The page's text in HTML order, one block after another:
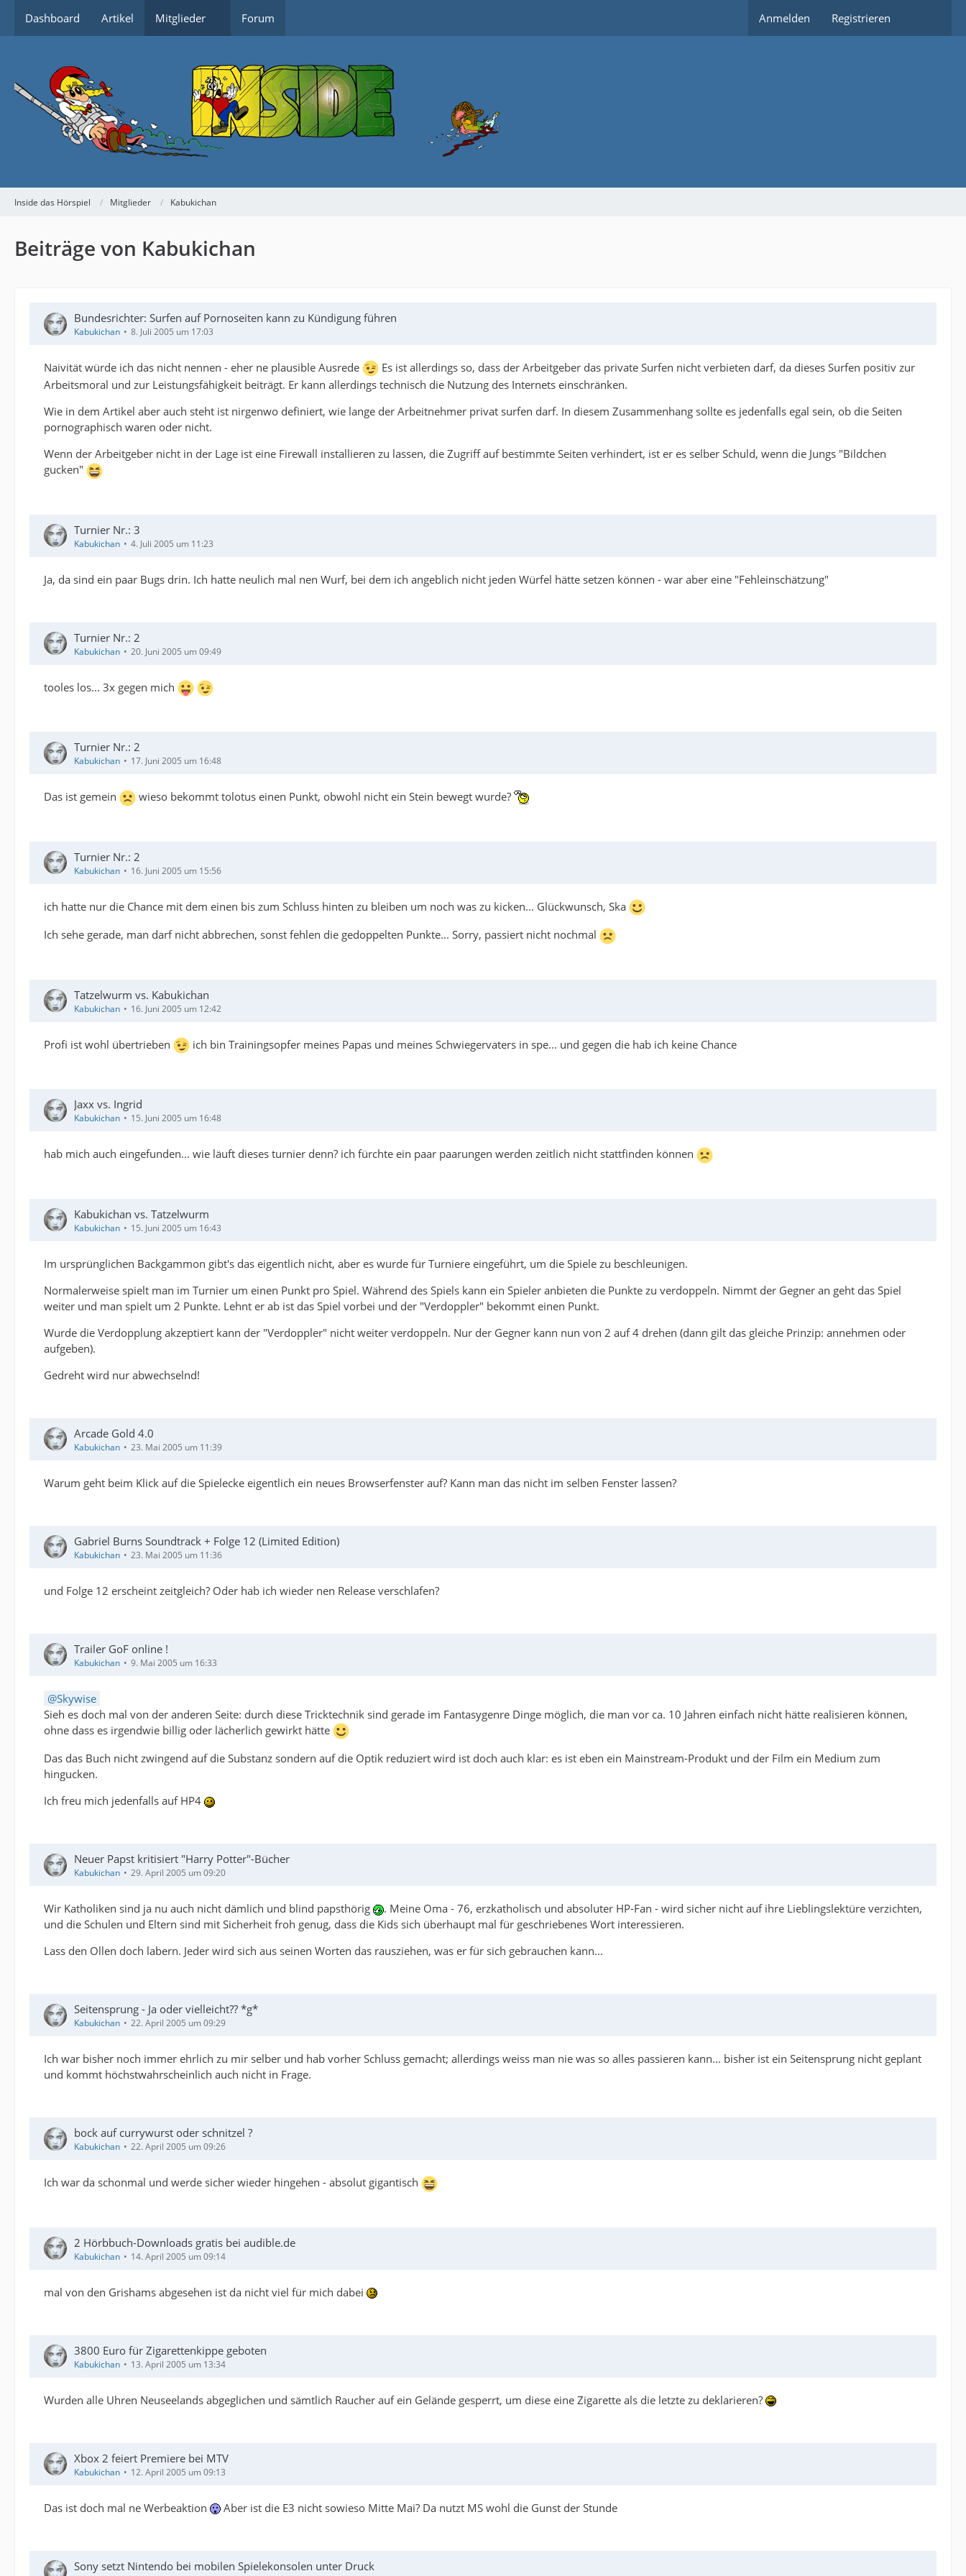
Dashboard Artikel Mitglieder Forum Anmelden Registrieren
Inside das Hörspiel Mitglieder Kabukichan
Beiträge von Kabukichan
Bundesrichter: Surfen auf Pornoseiten kann zu Kündigung führen
Kabukichan 8. Juli 2005 um 17:03
Naivität würde ich das nicht nennen - eher ne plausible Ausrede
Es ist allerdings so, dass der Arbeitgeber das private Surfen nicht verbieten darf, da dieses Surfen positiv zur
Arbeitsmoral und zur Leistungsfähigkeit beiträgt. Er kann allerdings technisch die Nutzung des Internets einschränken.
Wie in dem Artikel aber auch steht ist nirgenwo definiert, wie lange der Arbeitnehmer privat surfen darf. In diesem Zusammenhang sollte es jedenfalls egal sein, ob die Seiten
pornographisch waren oder nicht.
Wenn der Arbeitgeber nicht in der Lage ist eine Firewall installieren zu lassen, die Zugriff auf bestimmte Seiten verhindert, ist er es selber Schuld, wenn die Jungs "Bildchen
gucken"
Turnier Nr.: 3
Kabukichan 4. Juli 2005 um 11:23
Ja, da sind ein paar Bugs drin. Ich hatte neulich mal nen Wurf, bei dem ich angeblich nicht jeden Würfel hätte setzen können - war aber eine "Fehleinschätzung"
Turnier Nr.: 2
Kabukichan 20. Juni 2005 um 09:49
tooles los... 3x gegen mich
Turnier Nr.: 2
Kabukichan 17. Juni 2005 um 16:48
Das ist gemein wieso bekommt tolotus einen Punkt, obwohl nicht ein Stein bewegt wurde?
Turnier Nr.: 2
Kabukichan 16. Juni 2005 um 15:56
ich hatte nur die Chance mit dem einen bis zum Schluss hinten zu bleiben um noch was zu kicken... Glückwunsch, Ska
Ich sehe gerade, man darf nicht abbrechen, sonst fehlen die gedoppelten Punkte... Sorry, passiert nicht nochmal
Tatzelwurm vs. Kabukichan
Kabukichan 16. Juni 2005 um 12:42
Profi ist wohl übertrieben ich bin Trainingsopfer meines Papas und meines Schwiegervaters in spe... und gegen die hab ich keine Chance
Jaxx vs. Ingrid
Kabukichan 15. Juni 2005 um 16:48
hab mich auch eingefunden... wie läuft dieses turnier denn? ich fürchte ein paar paarungen werden zeitlich nicht stattfinden können
Kabukichan vs. Tatzelwurm
Kabukichan 15. Juni 2005 um 16:43
Im ursprünglichen Backgammon gibt's das eigentlich nicht, aber es wurde für Turniere eingeführt, um die Spiele zu beschleunigen.
Normalerweise spielt man im Turnier um einen Punkt pro Spiel. Während des Spiels kann ein Spieler anbieten die Punkte zu verdoppeln. Nimmt der Gegner an geht das Spiel
weiter und man spielt um 2 Punkte. Lehnt er ab ist das Spiel vorbei und der "Verdoppler" bekommt einen Punkt.
Wurde die Verdopplung akzeptiert kann der "Verdoppler" nicht weiter verdoppeln. Nur der Gegner kann nun von 2 auf 4 drehen (dann gilt das gleiche Prinzip: annehmen oder
aufgeben).
Gedreht wird nur abwechselnd!
Arcade Gold 4.0
Kabukichan 23. Mai 2005 um 11:39
Warum geht beim Klick auf die Spielecke eigentlich ein neues Browserfenster auf? Kann man das nicht im selben Fenster lassen?
Gabriel Burns Soundtrack + Folge 12 (Limited Edition)
Kabukichan 23. Mai 2005 um 11:36
und Folge 12 erscheint zeitgleich? Oder hab ich wieder nen Release verschlafen?
Trailer GoF online !
Kabukichan 9. Mai 2005 um 16:33
Skywise
Sieh es doch mal von der anderen Seite: durch diese Tricktechnik sind gerade im Fantasygenre Dinge möglich, die man vor ca. 10 Jahren einfach nicht hätte realisieren können,
ohne dass es irgendwie billig oder lächerlich gewirkt hätte
Das das Buch nicht zwingend auf die Substanz sondern auf die Optik reduziert wird ist doch auch klar: es ist eben ein Mainstream-Produkt und der Film ein Medium zum
hingucken.
Ich freu mich jedenfalls auf HP4
Neuer Papst kritisiert "Harry Potter"-Bücher
Kabukichan 29. April 2005 um 09:20
Wir Katholiken sind ja nu auch nicht dämlich und blind papsthörig
. Meine Oma - 76, erzkatholisch und absoluter HP-Fan - wird sicher nicht auf ihre Lieblingslektüre verzichten,
und die Schulen und Eltern sind mit Sicherheit froh genug, dass die Kids sich überhaupt mal für geschriebenes Wort interessieren.
Lass den Ollen doch labern. Jeder wird sich aus seinen Worten das rausziehen, was er für sich gebrauchen kann...
Seitensprung - Ja oder vielleicht?? *g*
Kabukichan 22. April 2005 um 09:29
Ich war bisher noch immer ehrlich zu mir selber und hab vorher Schluss gemacht; allerdings weiss man nie was so alles passieren kann... bisher ist ein Seitensprung nicht geplant
und kommt höchstwahrscheinlich auch nicht in Frage.
bock auf currywurst oder schnitzel ?
Kabukichan 22. April 2005 um 09:26
Ich war da schonmal und werde sicher wieder hingehen - absolut gigantisch
2 Hörbbuch-Downloads gratis bei audible.de
Kabukichan 14. April 2005 um 09:14
mal von den Grishams abgesehen ist da nicht viel für mich dabei
3800 Euro für Zigarettenkippe geboten
Kabukichan 13. April 2005 um 13:34
Wurden alle Uhren Neuseelands abgeglichen und sämtlich Raucher auf ein Gelände gesperrt, um diese eine Zigarette als die letzte zu deklarieren?
Xbox 2 feiert Premiere bei MTV
Kabukichan 12. April 2005 um 09:13
Das ist doch mal ne Werbeaktion Aber ist die E3 nicht sowieso Mitte Mai? Da nutzt MS wohl die Gunst der Stunde
Sony setzt Nintendo bei mobilen Spielekonsolen unter Druck